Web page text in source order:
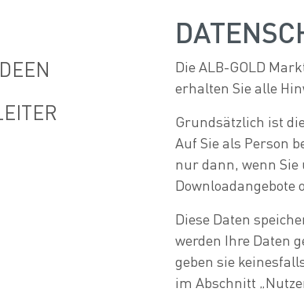
Die ALB-GOLD
erhalten Sie alle
Grundsätzlich ist
Auf Sie als Person
nur dann, wenn
Downloadangebote
Diese Daten
werden Ihre Daten
geben sie
im Abschnitt